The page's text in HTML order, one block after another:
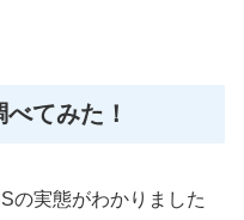
てみた！
の実態がわかりました